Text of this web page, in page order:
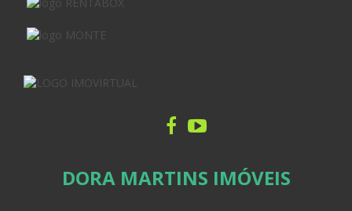
DORA MARTINS IMÓVEIS